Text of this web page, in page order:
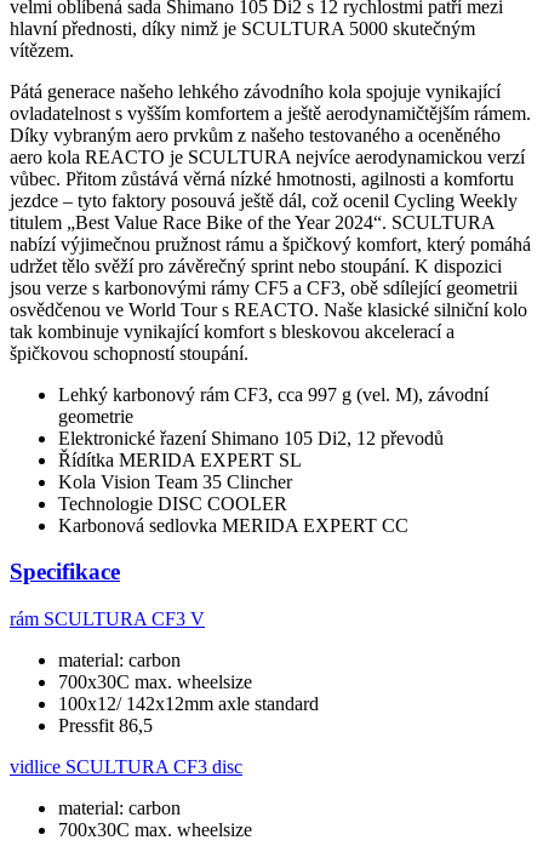
velmi oblíbená sada Shimano 105 Di2 s 12 rychlostmi patří mezi
hlavní přednosti, díky nimž je SCULTURA 5000 skutečným
vítězem.
Pátá generace našeho lehkého závodního kola spojuje vynikající
ovladatelnost s vyšším komfortem a ještě aerodynamičtějším rámem.
Díky vybraným aero prvkům z našeho testovaného a oceněného
aero kola REACTO je SCULTURA nejvíce aerodynamickou verzí
vůbec. Přitom zůstává věrná nízké hmotnosti, agilnosti a komfortu
jezdce – tyto faktory posouvá ještě dál, což ocenil Cycling Weekly
titulem „Best Value Race Bike of the Year 2024“. SCULTURA
nabízí výjimečnou pružnost rámu a špičkový komfort, který pomáhá
udržet tělo svěží pro závěrečný sprint nebo stoupání. K dispozici
jsou verze s karbonovými rámy CF5 a CF3, obě sdílející geometrii
osvědčenou ve World Tour s REACTO. Naše klasické silniční kolo
tak kombinuje vynikající komfort s bleskovou akcelerací a
špičkovou schopností stoupání.
Lehký karbonový rám CF3, cca 997 g (vel. M), závodní
geometrie
Elektronické řazení Shimano 105 Di2, 12 převodů
Řídítka MERIDA EXPERT SL
Kola Vision Team 35 Clincher
Technologie DISC COOLER
Karbonová sedlovka MERIDA EXPERT CC
Specifikace
rám SCULTURA CF3 V
material: carbon
700x30C max. wheelsize
100x12/ 142x12mm axle standard
Pressfit 86,5
vidlice SCULTURA CF3 disc
material: carbon
700x30C max. wheelsize